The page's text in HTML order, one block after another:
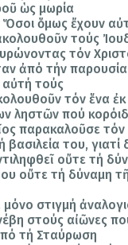
ῦ ὡς μωρία
Ὅσοιὅμωςἔχουν αὐ
κολουθοῦν τούς Ἰ
τόν
ἀπό τήν
αὐτή τούς
ῦν τόνἕναἐ
ληστῶν πού
ος παρακαλοῦσε τόν
βασιλεία του, γιατί
ῖ οὔτε τή
οὔτε τή δύναμη τ
μόνο στιγμήἀ
στούς αἰῶνες
πό τή Σταύρωση